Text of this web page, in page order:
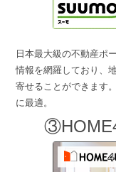
日本最大級の不動産ポ
情報を網羅しており、
寄せることができます
に最適。